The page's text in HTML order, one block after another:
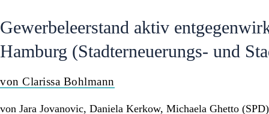
AUSSCHÜSSE
KONTAKT
PRESSE
Gewerbeleerstand aktiv
Hamburg (Stadterneuerungs- und
von Clarissa Bohlmann
von Jara Jovanovic, Daniela Kerkow, Michaela Ghetto